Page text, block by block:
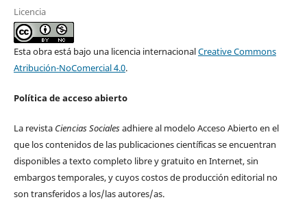
Licencia
Esta obra está bajo una licencia internacionalCreative Commons
Atribución-NoComercial 4.0.
Política de acceso abierto
La revista Ciencias Socialesadhiere al modelo Acceso Abierto en el
que los contenidos de las publicaciones científicas se encuentran
disponibles a texto completo libre y gratuito en Internet, sin
embargos temporales, y cuyos costos de producción editorial no
son transferidos a los/las autores/as.